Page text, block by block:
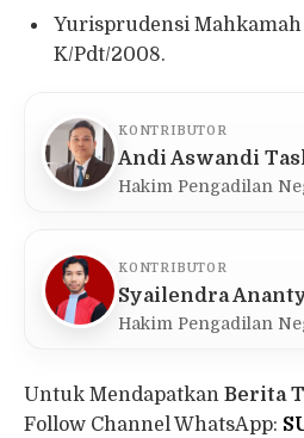
Yurisprudensi
K/Pdt/2008.
KONTRIBUTOR
Andi Aswandi
Hakim Pengadilan
KONTRIBUTOR
Syailendra
Hakim Pengadilan
Untuk Mendapatkan Berita
Follow Channel WhatsApp: